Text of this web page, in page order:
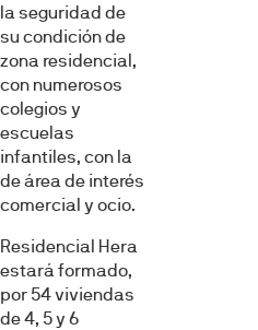
la seguridad de
su condición de
zona residencial,
con numerosos
colegios y
escuelas
infantiles, con la
de área de interés
comercial y ocio.
Residencial Hera
estará formado,
por 54 viviendas
de 4, 5 y 6